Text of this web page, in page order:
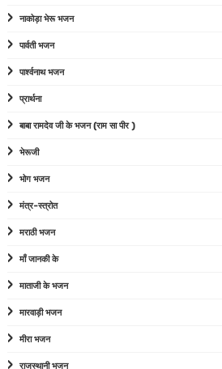
नाकोड़ा भेरू भजन
पार्वती भजन
पार्श्वनाथ भजन
प्रार्थना
बाबा रामदेव जी के भजन (राम सा पीर )
भेरूजी
भोग भजन
मंत्र-स्त्रोत
मराठी भजन
माँ जानकी के
माताजी के भजन
मारवाड़ी भजन
मीरा भजन
राजस्थानी भजन